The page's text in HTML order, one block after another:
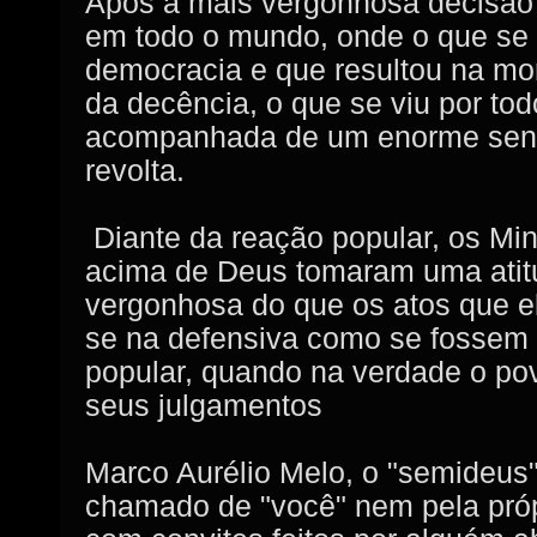
em todo o mundo, onde o que
democracia e que resultou na
da decência, o que se viu por
acompanhada de um enorme
revolta.
Diante da reação popular, os
acima de Deus tomaram uma
vergonhosa do que os atos que
se na defensiva como se
popular, quando na verdade o
seus julgamentos
Marco Aurélio Melo, o
chamado de "você" nem pela